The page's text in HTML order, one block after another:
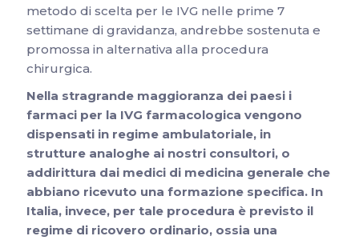
metodo di scelta per le IVG nelle prime 7
settimane di gravidanza, andrebbe sostenuta e
promossa in alternativa alla procedura
chirurgica.
Nella stragrande maggioranza dei paesi i
farmaci per la IVG farmacologica vengono
dispensati in regime ambulatoriale, in
strutture analoghe ai nostri consultori, o
addirittura dai medici di medicina generale che
abbiano ricevuto una formazione specifica. In
Italia, invece, per tale procedura è previsto il
regime di ricovero ordinario, ossia una